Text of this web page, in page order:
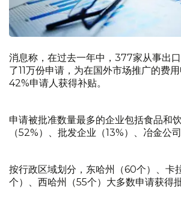
消息称，在过去一年中，377家从事出
了11万份申请，为在国外市场推广的费
42%申请人获得补贴。
申请被批准数量最多的企业包括食品和
（52%）、批发企业（13%）、冶金公司
按行政区域划分，东哈州（60个）、卡
个）、西哈州（55个）大多数申请获得批